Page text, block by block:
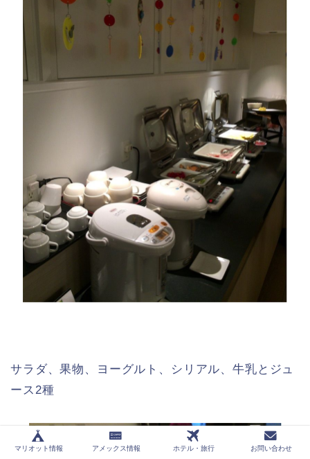
サラダ、果物、ヨーグルト、シリアル、牛乳とジュ
ース2種
マリオット情報 アメックス情報 ホテル・旅行 お問い合わせ